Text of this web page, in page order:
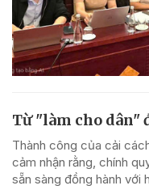
Từ "làm cho dân"
Thành công của cải
cảm nhận rằng, chính
sẵn sàng đồng hành với